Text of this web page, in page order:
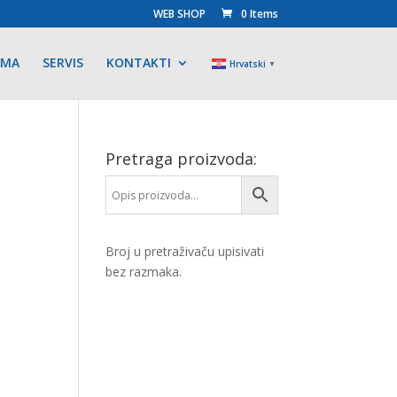
WEB SHOP 0 Items
SERVIS KONTAKTI Hrvatski ▼
Pretraga proizvoda:
Broj u pretraživaču upisivati
bez razmaka.